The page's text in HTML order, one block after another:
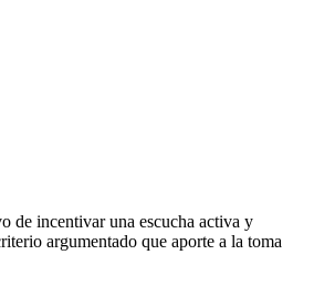
de incentivar una escucha activa y
argumentado que aporte a la toma